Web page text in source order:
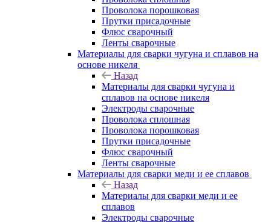
Проволока порошковая
Прутки присадочные
Флюс сварочный
Ленты сварочные
Материалы для сварки чугуна и сплавов на
основе никеля
Назад
Материалы для сварки чугуна и
сплавов на основе никеля
Электроды сварочные
Проволока сплошная
Проволока порошковая
Прутки присадочные
Флюс сварочный
Ленты сварочные
Материалы для сварки меди и ее сплавов
Назад
Материалы для сварки меди и ее
сплавов
Электроды сварочные